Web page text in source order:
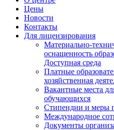
Цены
Новости
Контакты
Для лицензирования
Материально-
оснащенность
Доступная среда
Платные
хозяйственная
Вакантные места
обучающихся
Стипендии и меры
Международное
Документы